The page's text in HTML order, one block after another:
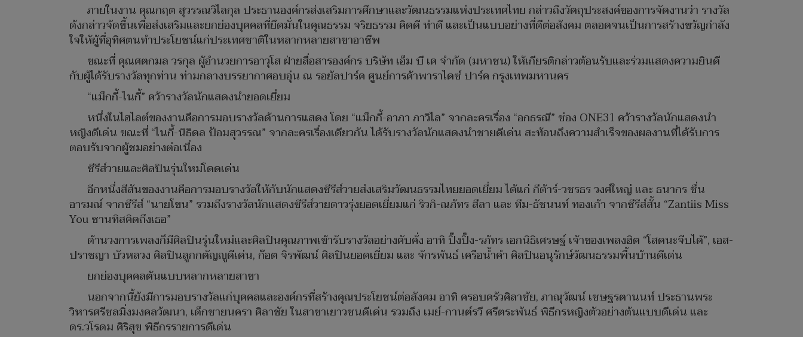
ภายในงาน คุณกฤต สุวรรณวิไลกุล ประธานองค์กรส่งเสริมการศึกษาและวัฒนธรรมแห่งประเทศไทย กล่าวถึงวัตถุประสงค์ของการจัดงานว่า รางวัล
ดังกล่าวจัดขึ้นเพื่อส่งเสริมและยกย่องบุคคลที่ยึดมั่นในคุณธรรม จริยธรรม คิดดี ทำดี และเป็นแบบอย่างที่ดีต่อสังคม ตลอดจนเป็นการสร้างขวัญกำลัง
ใจให้ผู้ที่อุทิศตนทำประโยชน์แก่ประเทศชาติในหลากหลายสาขาอาชีพ
ขณะที่ คุณศตกมล วรกุล ผู้อำนวยการอาวุโส ฝ่ายสื่อสารองค์กร บริษัท เอ็ม บี เค จำกัด (มหาชน) ให้เกียรติกล่าวต้อนรับและร่วมแสดงความยินดี
กับผู้ได้รับรางวัลทุกท่าน ท่ามกลางบรรยากาศอบอุ่น ณ รอยัลปาร์ค ศูนย์การค้าพาราไดซ์ ปาร์ค กรุงเทพมหานคร
“แม็กกี้-ไนกี้” คว้ารางวัลนักแสดงนำยอดเยี่ยม
หนึ่งในไฮไลต์ของงานคือการมอบรางวัลด้านการแสดง โดย “แม็กกี้-อาภา ภาวิไล” จากละครเรื่อง “อกธรณี” ช่อง ONE31 คว้ารางวัลนักแสดงนำ
หญิงดีเด่น ขณะที่ “ไนกี้-นิธิดล ป้อมสุวรรณ” จากละครเรื่องเดียวกัน ได้รับรางวัลนักแสดงนำชายดีเด่น สะท้อนถึงความสำเร็จของผลงานที่ได้รับการ
ตอบรับจากผู้ชมอย่างต่อเนื่อง
ซีรีส์วายและศิลปินรุ่นใหม่โดดเด่น
อีกหนึ่งสีสันของงานคือการมอบรางวัลให้กับนักแสดงซีรีส์วายส่งเสริมวัฒนธรรมไทยยอดเยี่ยม ได้แก่ กีต้าร์-วชรธร วงศ์ใหญ่ และ ธนากร ชื่น
อารมณ์ จากซีรีส์ “นายโขน” รวมถึงรางวัลนักแสดงซีรีส์วายดาวรุ่งยอดเยี่ยมแก่ ริวกิ-ณภัทร สีลา และ ทีม-ธัชนนท์ ทองเก้า จากซีรีส์สั้น “Zantiis Miss
You ซานทิสคิดถึงเธอ”
ด้านวงการเพลงก็มีศิลปินรุ่นใหม่และศิลปินคุณภาพเข้ารับรางวัลอย่างคับคั่ง อาทิ ปิ๊งปิ๊ง-รภัทร เอกนิธิเศรษฐ์ เจ้าของเพลงฮิต “โสดนะจีบได้”, เอส-
ปราชญา บัวหลวง ศิลปินลูกกตัญญูดีเด่น, ก๊อต จิรพัฒน์ ศิลปินยอดเยี่ยม และ จักรพันธ์ เครือน้ำคำ ศิลปินอนุรักษ์วัฒนธรรมพื้นบ้านดีเด่น
ยกย่องบุคคลต้นแบบหลากหลายสาขา
นอกจากนี้ยังมีการมอบรางวัลแก่บุคคลและองค์กรที่สร้างคุณประโยชน์ต่อสังคม อาทิ ครอบครัวศิลาชัย, ภาณุวัฒน์ เชษฐรตานนท์ ประธานพระ
วิหารศรีชลมิ่งมงคลวัฒนา, เด็กชายนครา ศิลาชัย ในสาขาเยาวชนดีเด่น รวมถึง เมย์-กานต์รวี ศรีตระพันธ์ พิธีกรหญิงตัวอย่างต้นแบบดีเด่น และ
ดร.วโรดม ศิริสุข พิธีกรรายการดีเด่น